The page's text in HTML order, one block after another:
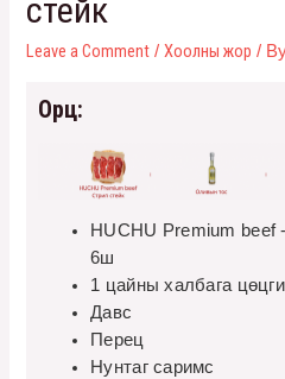
стейк
Leave a Comment /Хоолны жор /
Орц:
HUCHU Premium beef
6ш
1 цайны халбага
Давс
Перец
Нунтаг саримс